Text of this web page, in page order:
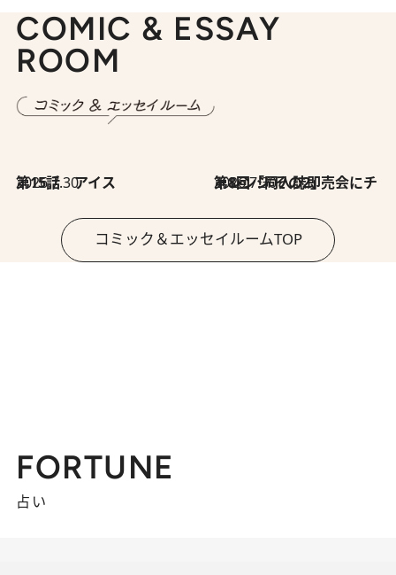
COMIC & ESSAY
ROOM
2026.7.30
第15話 アイス 2026.7.30
第8回「同人誌即売会にチャレンジ その2」
コミック＆エッセイルームTOP
FORTUNE
占い